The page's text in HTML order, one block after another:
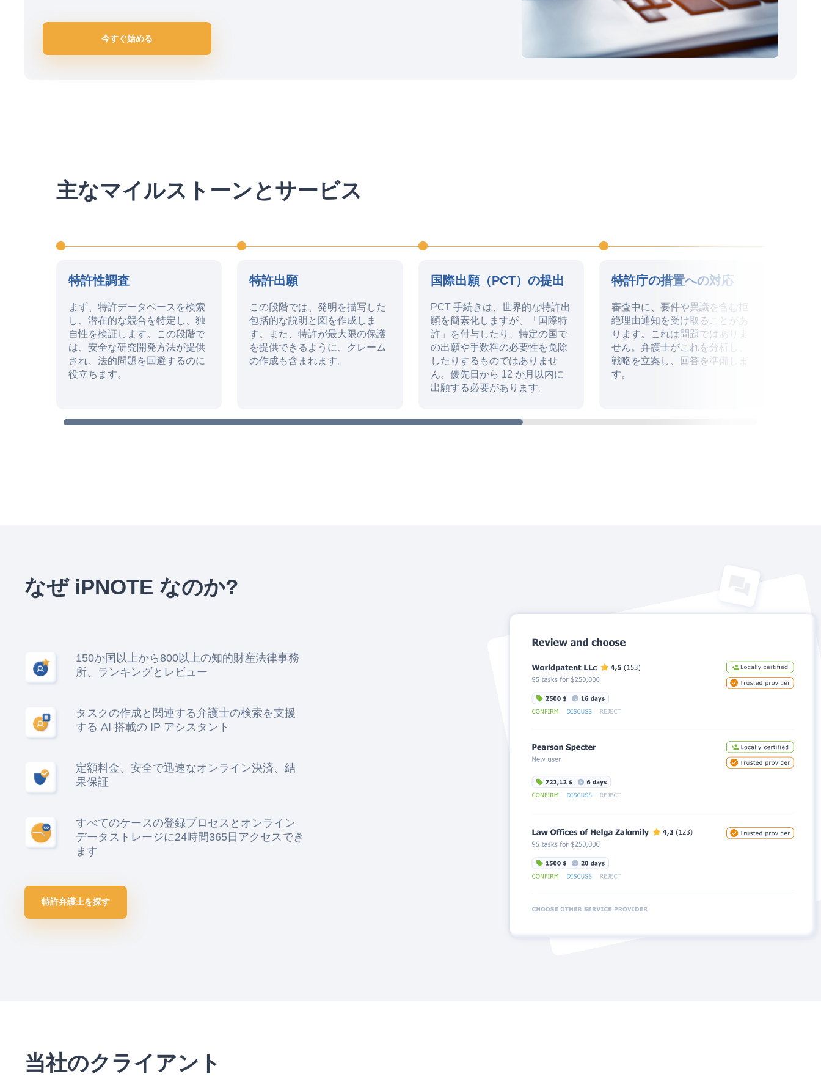
今すぐ始める
主なマイルストーンとサービス
特許性調査
まず、特許データベースを検索
し、潜在的な競合を特定し、独
自性を検証します。この段階で
は、安全な研究開発方法が提供
され、法的問題を回避するのに
役立ちます。
特許出願
この段階では、発明を描写した
包括的な説明と図を作成しま
す。また、特許が最大限の保護
を提供できるように、クレーム
の作成も含まれます。
国際出願（PCT）の提出
PCT 手続きは、世界的な特許出
願を簡素化しますが、「国際特
許」を付与したり、特定の国で
の出願や手数料の必要性を免除
したりするものではありませ
ん。優先日から 12 か月以内に
出願する必要があります。
特許庁の措置への対応
審査中に、要件や異議を含む拒
絶理由通知を受け取ることがあ
ります。これは問題ではありま
せん。弁護士がこれを分析し、
戦略を立案し、回答を準備しま
す。
なぜ iPNOTE なのか?
150か国以上から800以上の知的財産法律事務
所、ランキングとレビュー
タスクの作成と関連する弁護士の検索を支援
する AI 搭載の IP アシスタント
定額料金、安全で迅速なオンライン決済、結
果保証
すべてのケースの登録プロセスとオンライン
データストレージに24時間365日アクセスでき
ます
特許弁護士を探す
当社のクライアント